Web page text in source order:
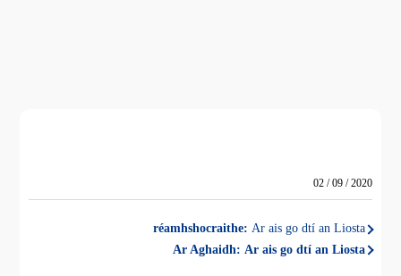
02 / 09 / 2020
réamhshocraithe: Ar ais go dtí an Liosta
Ar Aghaidh: Ar ais go dtí an Liosta